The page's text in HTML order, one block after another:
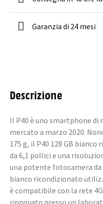
Garanzia di 24 mesi
Descrizione
Il P40 è uno smartphone di
mercato a marzo 2020.
175 g, il P40 128 GB
da 6,1 pollici e una
una potente fotocamera da
bianco ricondizionato
è compatibile con la rete
rinnovato presso un